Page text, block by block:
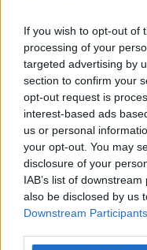
If you wish to opt-out of
processing of your
targeted advertising by
section to confirm your
opt-out request is
interest-based ads
us or personal
your opt-out. You may
disclosure of your
IAB’s list of
also be disclosed by us
Downstream Participants
Sorin
pierderea a 5,8
deblocat